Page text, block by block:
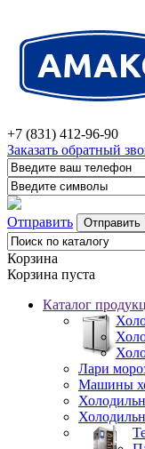
+7 (831) 412-96-90
Заказать обратный
Отправить
Корзина
Корзина пуста
Каталог
Лари
Машины